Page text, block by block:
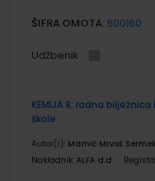
ŠIFRA OMOTA: 500160
Udžbenik
KEMIJA 8; radna
škole
Autor(i): Mamić Mrvoš
Nakladnik: ALFA d.d.